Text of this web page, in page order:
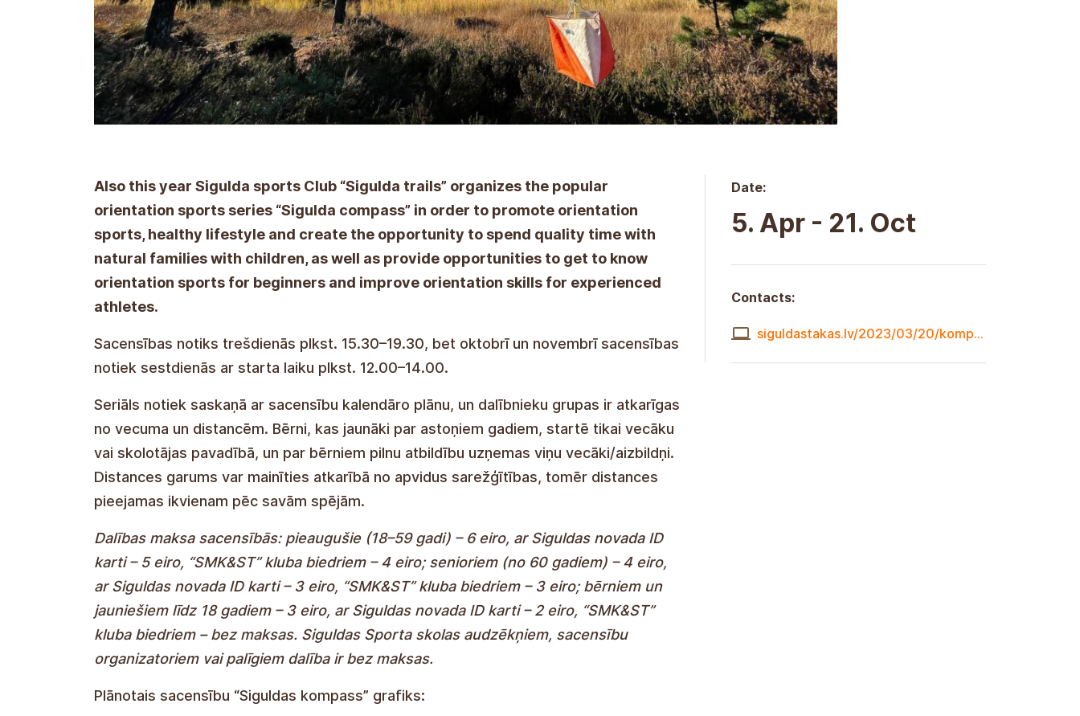
Also this year Sigulda sports Club “Sigulda trails” organizes the popular
orientation sports series “Sigulda compass” in order to promote orientation
sports, healthy lifestyle and create the opportunity to spend quality time with
natural families with children, as well as provide opportunities to get to know
orientation sports for beginners and improve orientation skills for experienced
athletes.
The race will be held Wednesdays at noon 15.30-19.30, but in October and
November, the race takes place on Saturdays with kick-off time at noon 12.00-
The series runs according to the competition's calendar plan, with groups of
contestants depending on age and distance. Children under the age of eight shall
only start under the guidance of their parents or teacher and their parents/guardians
shall bear full responsibility for the children. The length of the distance may vary
everyone according to their abilities.
Participation fee in competitions: adults (18-59 years) – EUR 6, Sigulda municipality
ID card – EUR 5, UCK & ST club members – EUR 4; for seniors (60 years and older) –
4 euros, with Sigulda municipality ID card – 3 euros, UCK & ST club members – 3
euros; for children and young people under 18 – EUR 3, with Sigulda Municipality ID
charge for students, competition organisers or assistants at Sigulda sports School.
Date:
5. Apr - 21. Oct
Contacts:
siguldastakas.lv/2023/03/20/kompass2023/